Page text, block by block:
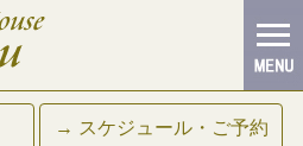
→ スケジュール・ご予約